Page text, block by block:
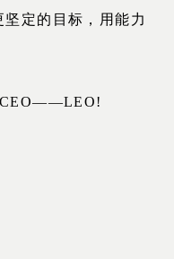
定的目标，用能力